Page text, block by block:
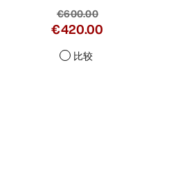
€600.00
€420.00
比较